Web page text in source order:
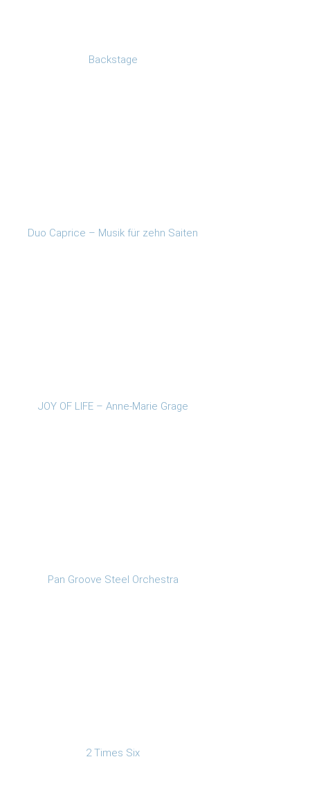
Backstage
Duo Caprice – Musik für zehn Saiten
JOY OF LIFE – Anne-Marie Grage
Pan Groove Steel Orchestra
2 Times Six